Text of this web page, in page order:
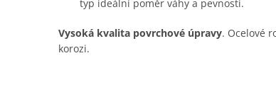
typ ideální poměr váhy a pevnosti.
Vysoká kvalita povrchové úpravy. Ocelové
korozi.